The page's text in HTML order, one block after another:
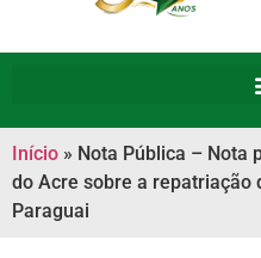
Início » Nota Pública – Nota
do Acre sobre a repatriação
Paraguai